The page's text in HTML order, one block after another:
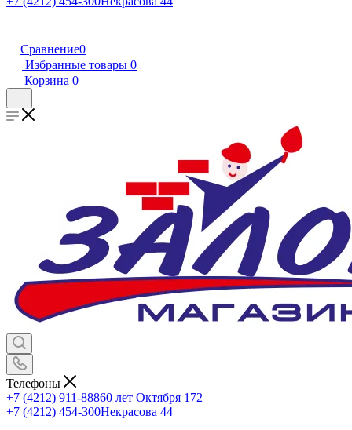
Сравнение0
Избранные товары 0
Корзина 0
Телефоны
+7 (4212) 911-88860 лет Октября 172
+7 (4212) 454-300Некрасова 44